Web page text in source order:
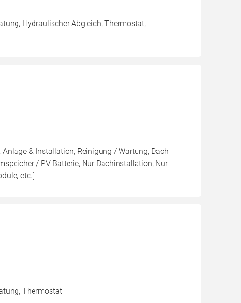
Hydraulischer Abgleich, Thermostat,
& Installation, Reinigung / Wartung, Dach
/ PV Batterie, Nur Dachinstallation, Nur
etc.)
Thermostat